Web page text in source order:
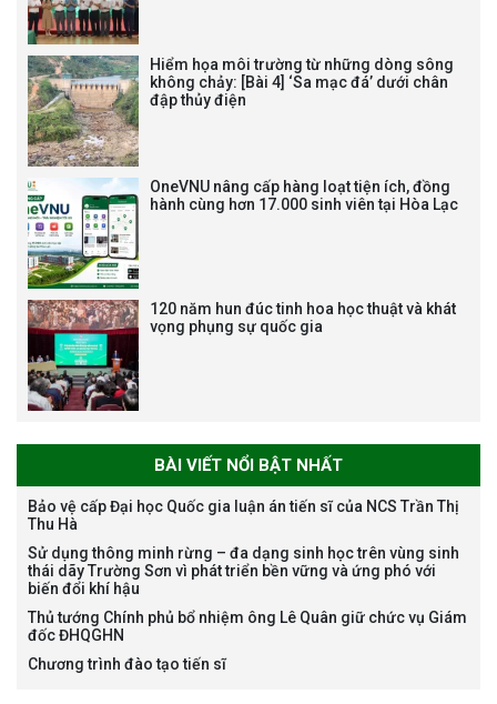
vị trí việc làm chức danh nghề
nghiệp chuyên môn dùng
Bảo vệ luận án tiến sĩ của NCS
Nguyễn Thế Thông
Hiểm họa môi trường từ những dòng sông
không chảy: [Bài 4] ‘Sa mạc đá’ dưới chân
đập thủy điện
OneVNU nâng cấp hàng loạt tiện ích, đồng
hành cùng hơn 17.000 sinh viên tại Hòa Lạc
120 năm hun đúc tinh hoa học thuật và khát
vọng phụng sự quốc gia
BÀI VIẾT NỔI BẬT NHẤT
Bảo vệ cấp Đại học Quốc gia luận án tiến sĩ của NCS Trần Thị
Thu Hà
Sử dụng thông minh rừng – đa dạng sinh học trên vùng sinh
thái dãy Trường Sơn vì phát triển bền vững và ứng phó với
biến đổi khí hậu
Thủ tướng Chính phủ bổ nhiệm ông Lê Quân giữ chức vụ Giám
đốc ĐHQGHN
Chương trình đào tạo tiến sĩ